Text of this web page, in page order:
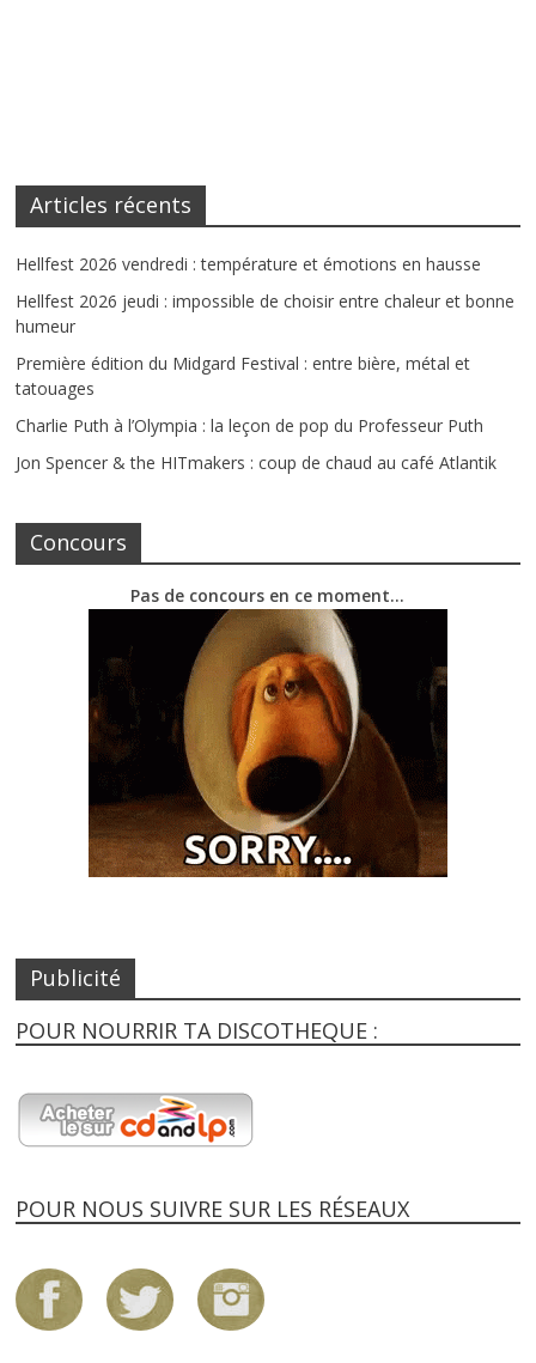
Articles récents
Hellfest 2026 vendredi : température et émotions en hausse
Hellfest 2026 jeudi : impossible de choisir entre chaleur et bonne
humeur
Première édition du Midgard Festival : entre bière, métal et
tatouages
Charlie Puth à l’Olympia : la leçon de pop du Professeur Puth
Jon Spencer & the HITmakers : coup de chaud au café Atlantik
Concours
Pas de concours en ce moment…
Publicité
POUR NOURRIR TA DISCOTHEQUE :
POUR NOUS SUIVRE SUR LES RÉSEAUX